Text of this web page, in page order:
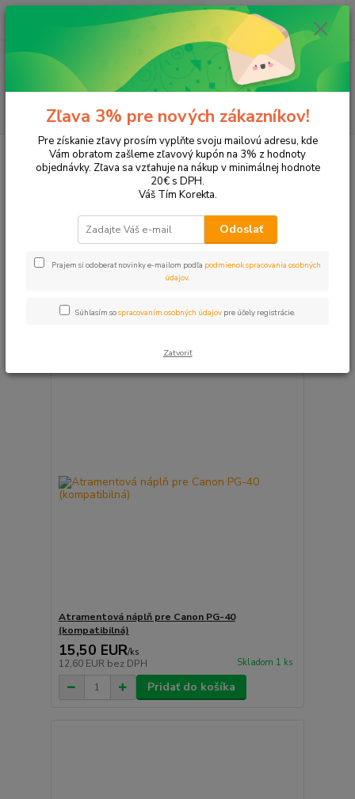
Hľadať
ks
za 0,00 EUR
Tonery a náplne do tlačiarní Canon MP210
Upresniť parametre
Najdrahšie
Zobrazujem 1-3 z 3
Atramentová náplň pre Canon PG-40
(kompatibilná)
15,50 EUR/ks
12,60 EUR bez DPH Skladom 1 ks
Pridať do košíka
Zľava 3% pre nových zákazníkov!
Pre získanie zľavy prosím vyplňte svoju mailovú adresu, kde
Vám obratom zašleme zľavový kupón na 3% z hodnoty
objednávky. Zľava sa vzťahuje na nákup v minimálnej hodnote
20€ s DPH.
Váš Tím Korekta.
Odoslať
Prajem si odoberať novinky e-mailom podľa podmienok spracovania osobných
údajov.
Súhlasím sospracovaním osobných údajov pre účely registrácie.
Zatvoriť